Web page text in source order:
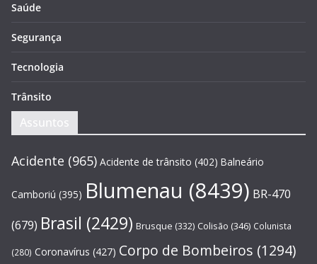
Saúde
Segurança
Tecnologia
Trânsito
Assuntos
Acidente (965) Acidente de trânsito (402) Balneário
Camboriú (395) Blumenau (8439) BR-470
(679) Brasil (2429) Brusque (332) Colisão (346) Colunista
(280) Coronavírus (427) Corpo de Bombeiros (1294)